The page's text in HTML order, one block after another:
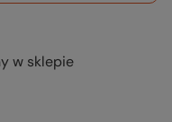
w sklepie